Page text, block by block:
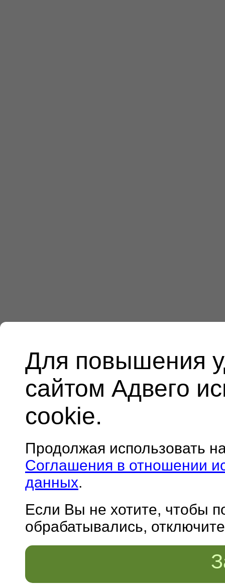
Для повышения
сайтом Адвего
cookie.
Продолжая использовать
Соглашения в отношении
данных.
Если Вы не хотите, чтобы
обрабатывались,